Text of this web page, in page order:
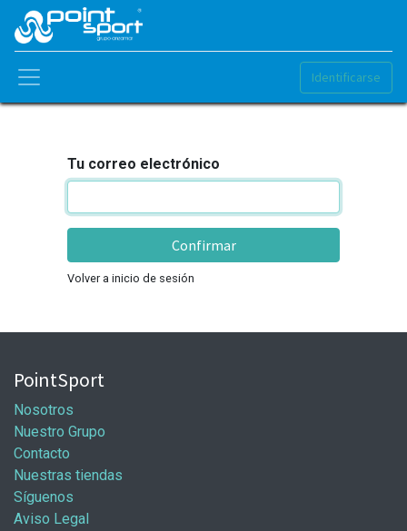
Identificarse
Tu correo electrónico
Confirmar
Volver a inicio de sesión
PointSport
Nosotros
Nuestro Grupo
Contacto
Nuestras tiendas
Síguenos
Aviso Legal